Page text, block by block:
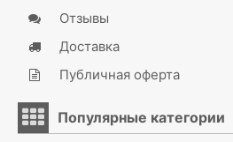
Отзывы
Доставка
Публичная оферта
Популярные категории